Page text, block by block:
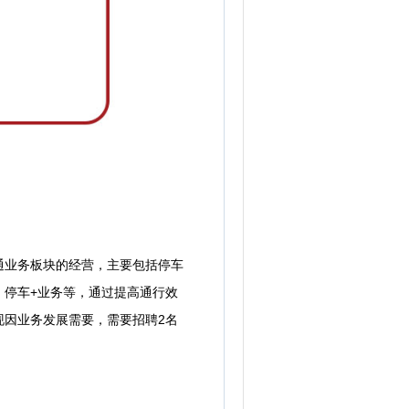
务板块的经营，主要包括停车
车+业务等，通过提高通行效
业务发展需要，需要招聘2名